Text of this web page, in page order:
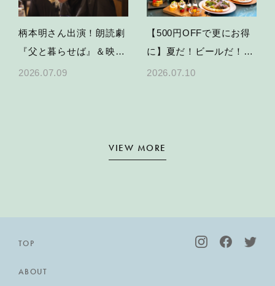
柄本明さん出演！朗読劇
『父と暮らせば』＆映画
特別上映の開催決定
2026.07.09
【500円OFFで更にお得
に】夏だ！ビールだ！
KARAE TABLEで乾杯す
2026.07.10
VIEW MORE
TOP
ABOUT